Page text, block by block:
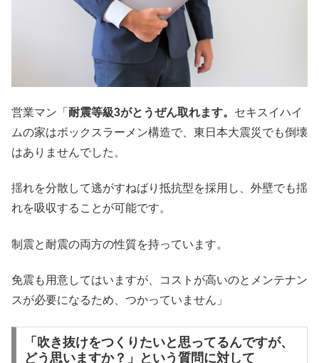
営業マン「 耐震等級3がとうぜん取れます。 セキスイハイ
ムの家はボックスラーメン構造で、東日本大震災でも倒壊
はありませんでした。
揺れを分散して逃がすねばり抵抗型を採用し、外壁でも揺
れを吸収することが可能です。
制震と耐震の両方の性質を持っています。
免震も用意してはいますが、コストが高いのとメンテナン
スが必要になるため、つかっていません」
「吹き抜けをつくりたいと思ってるんですが、
どう思いますか？」という質問に対して